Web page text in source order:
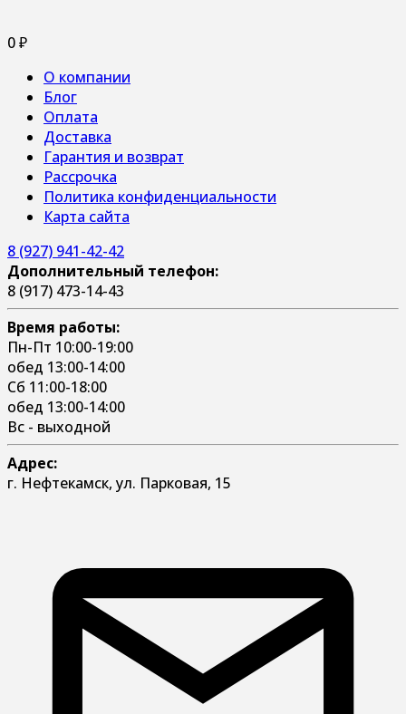
0₽
О компании
Блог
Оплата
Доставка
Гарантия и возврат
Рассрочка
Политика конфиденциальности
Карта сайта
8 (927) 941-42-42
Дополнительный телефон:
8 (917) 473-14-43
Время работы:
Пн-Пт 10:00-19:00
обед 13:00-14:00
Сб 11:00-18:00
обед 13:00-14:00
Вс - выходной
Адрес:
г. Нефтекамск, ул. Парковая, 15